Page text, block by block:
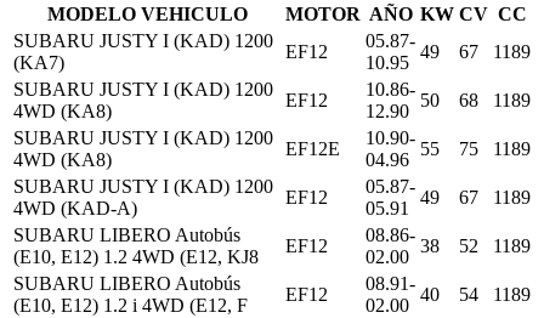
MODELO VEHICULO
MOTOR AÑO KW CV CC
SUBARU JUSTY I (KAD) 1200
(KA7)
EF12
05.87-
10.95
49 67
1189
SUBARU JUSTY I (KAD) 1200
4WD (KA8)
EF12
10.86-
12.90
50 68
1189
SUBARU JUSTY I (KAD) 1200
4WD (KA8)
EF12E
10.90-
04.96
55 75
1189
SUBARU JUSTY I (KAD) 1200
4WD (KAD-A)
EF12
05.87-
05.91
49 67
1189
SUBARU LIBERO Autobús
(E10, E12) 1.2 4WD (E12, KJ8
EF12
08.86-
02.00
38 52
1189
SUBARU LIBERO Autobús
(E10, E12) 1.2 i 4WD (E12, F
EF12
08.91-
02.00
40 54
1189